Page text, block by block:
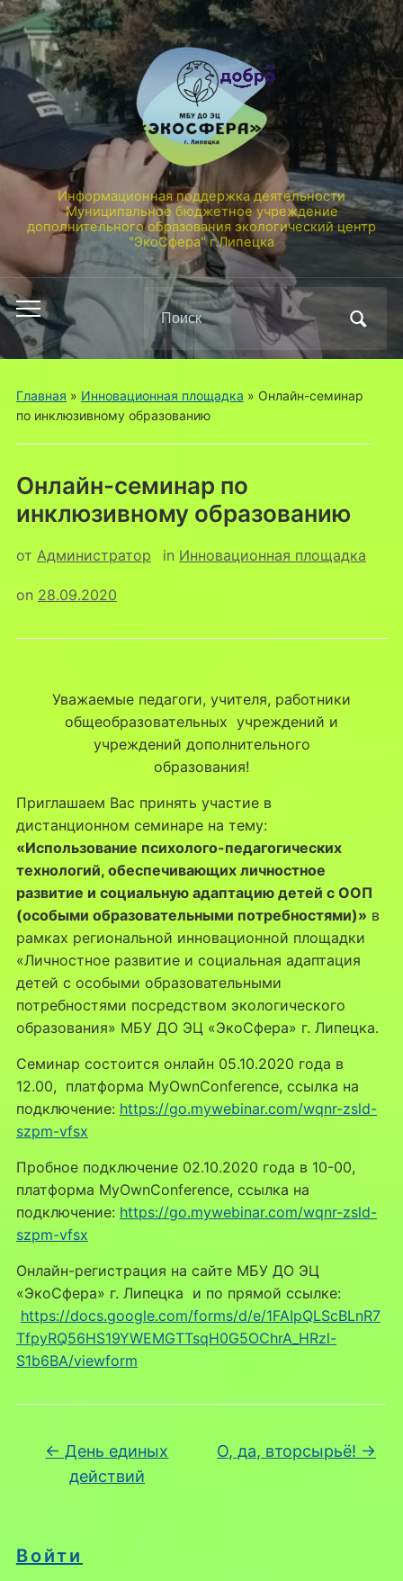
Информационная поддержка деятельности
Муниципальное бюджетное учреждение
дополнительного образования экологический центр
"ЭкоСфера" г.Липецка
Переключить
мобильное
меню
Поиск
по:
Главная » Инновационная площадка » Онлайн-семинар
по инклюзивному образованию
Войти
Онлайн-семинар по
инклюзивному образованию
от Администратор in Инновационная площадка
on 28.09.2020
Уважаемые педагоги, учителя, работники
общеобразовательных учреждений и
учреждений дополнительного
образования!
Приглашаем Вас принять участие в
дистанционном семинаре на тему:
«Использование психолого-педагогических
технологий, обеспечивающих личностное
развитие и социальную адаптацию детей с ООП
(особыми образовательными потребностями)» в
рамках региональной инновационной площадки
«Личностное развитие и социальная адаптация
детей с особыми образовательными
потребностями посредством экологического
образования» МБУ ДО ЭЦ «ЭкоСфера» г. Липецка.
Семинар состоится онлайн 05.10.2020 года в
12.00, платформа MyOwnConference, ссылка на
подключение: https://go.mywebinar.com/wqnr-zsld-
szpm-vfsx
Пробное подключение 02.10.2020 года в 10-00,
платформа MyOwnConference, ссылка на
подключение: https://go.mywebinar.com/wqnr-zsld-
szpm-vfsx
Онлайн-регистрация на сайте МБУ ДО ЭЦ
«ЭкоСфера» г. Липецка и по прямой ссылке:
https://docs.google.com/forms/d/e/1FAIpQLScBLnR7
TfpyRQ56HS19YWEMGTTsqH0G5OChrA_HRzl-
S1b6BA/viewform
← День единых
действий
О, да, вторсырьё! →